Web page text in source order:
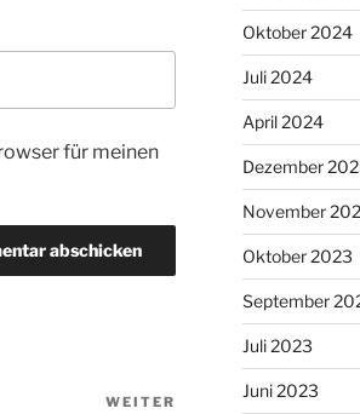
für meinen
WEITER
Oktober 2024
Juli 2024
April 2024
Dezember
November
Oktober 2023
September
Juli 2023
Juni 2023